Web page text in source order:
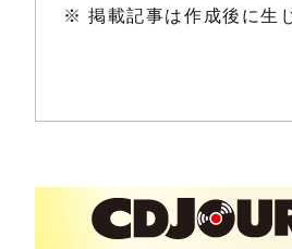
※ 掲載記事は作成後に生